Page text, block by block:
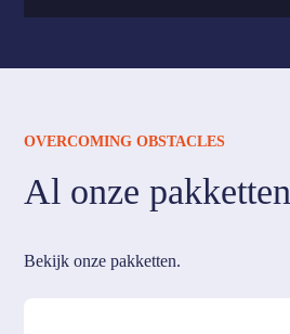
OVERCOMING OBSTACLES
Al onze pakketten
Bekijk onze pakketten.